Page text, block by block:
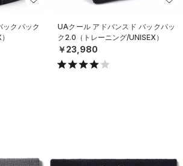
クパック
UAクール アドバンスド バックパッ
ク2.0（トレーニング/UNISEX）
￥23,980